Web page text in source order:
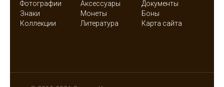
Фотографии
Аксессуары
Документы
Знаки
Монеты
Боны
Коллекции
Литература Карта сайта